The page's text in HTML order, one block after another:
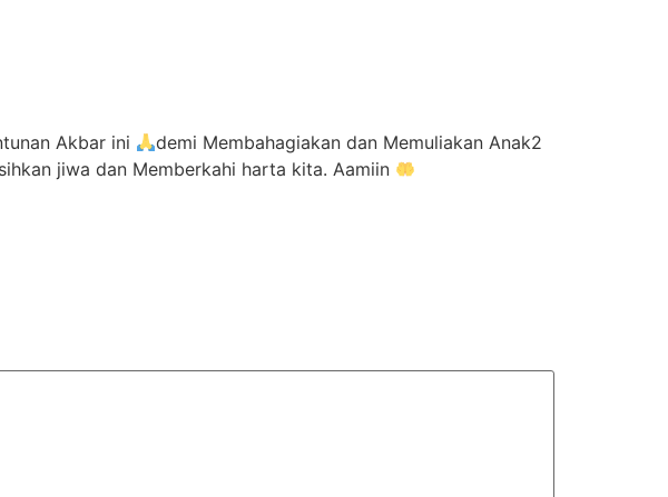
Akbar ini
demi Membahagiakan dan Memuliakan Anak2
jiwa dan Memberkahi harta kita. Aamiin